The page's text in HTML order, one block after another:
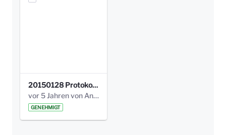
20150128 Protokoll Bismarckplatz_Jugend_01.pdf
vor 5 Jahren von Anni Schlumberger
GENEHMIGT